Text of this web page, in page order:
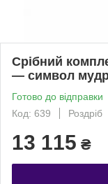
Срібний
— символ
Готово до відправки
Код: 639
Роздріб
13 115 ₴